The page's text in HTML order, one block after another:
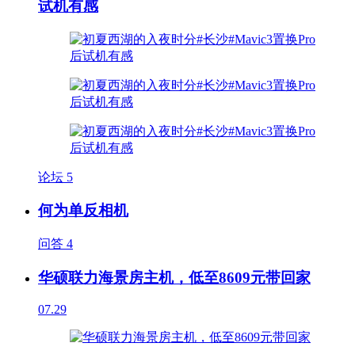
试机有感
论坛 5
何为单反相机
问答 4
华硕联力海景房主机，低至8609元带回家
07.29